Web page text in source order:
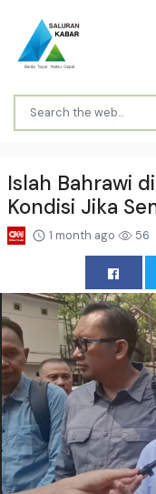
Islah Bahrawi
Kondisi Jika
1 month ago 56